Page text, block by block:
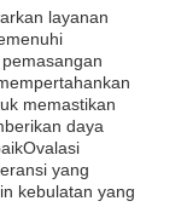
layanan
memastikan
daya
yang
kebulatan yang